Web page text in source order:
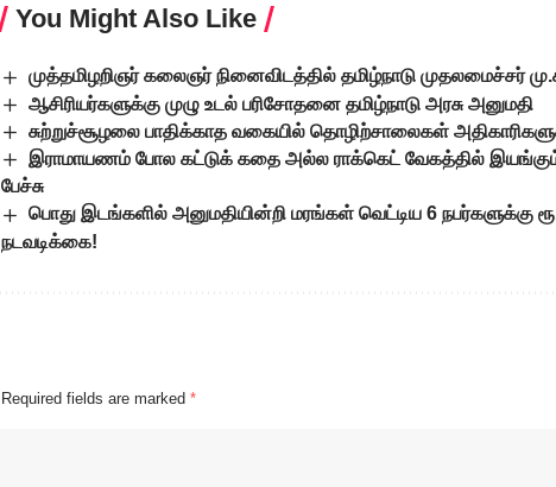
You Might Also Like
முத்தமிழறிஞர் கலைஞர் நினைவிடத்தில் தமிழ்நாடு முதலமைச்சர்
ஆசிரியர்களுக்கு முழு உடல் பரிசோதனை தமிழ்நாடு அரசு அனுமதி
சுற்றுச்சூழலை பாதிக்காத வகையில் தொழிற்சாலைகள்
இராமாயணம் போல கட்டுக் கதை அல்ல ராக்கெட் வேகத்தில் இயங்கும்
பேச்சு
பொது இடங்களில் அனுமதியின்றி மரங்கள் வெட்டிய 6 நபர்களுக்கு
நடவடிக்கை!
Required fields are marked *